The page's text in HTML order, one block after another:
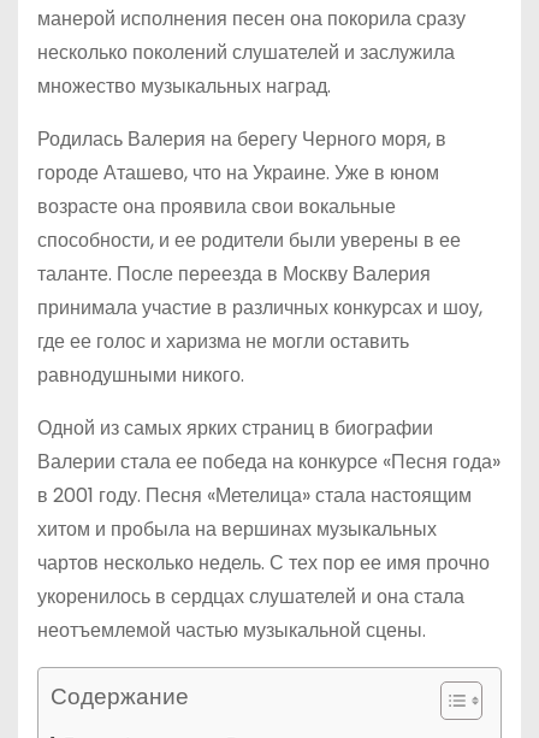
манерой исполнения песен она покорила сразу
несколько поколений слушателей и заслужила
множество музыкальных наград.
Родилась Валерия на берегу Черного моря, в
городе Аташево, что на Украине. Уже в юном
возрасте она проявила свои вокальные
способности, и ее родители были уверены в ее
таланте. После переезда в Москву Валерия
принимала участие в различных конкурсах и шоу,
где ее голос и харизма не могли оставить
равнодушными никого.
Одной из самых ярких страниц в биографии
Валерии стала ее победа на конкурсе «Песня года»
в 2001 году. Песня «Метелица» стала настоящим
хитом и пробыла на вершинах музыкальных
чартов несколько недель. С тех пор ее имя прочно
укоренилось в сердцах слушателей и она стала
неотъемлемой частью музыкальной сцены.
Содержание